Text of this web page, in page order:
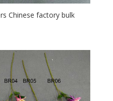
Chinese factory bulk